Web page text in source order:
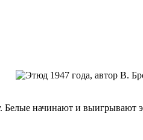
начинают и выигрывают